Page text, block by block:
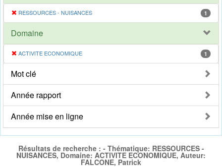
RESSOURCES - NUISANCES 1
Domaine
ACTIVITE ECONOMIQUE 1
Mot clé
Année rapport
Année mise en ligne
Résultats de recherche : - Thématique: RESSOURCES -
NUISANCES, Domaine: ACTIVITE ECONOMIQUE, Auteur:
FALCONE, Patrick